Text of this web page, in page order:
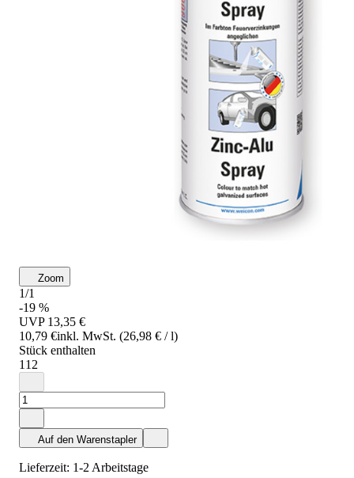
Zoom
1/1
-19 %
UVP 13,35 €
10,79 €inkl. MwSt. (26,98 € / l)
Stück enthalten
1 12
Auf den Warenstapler
Lieferzeit: 1-2 Arbeitstage